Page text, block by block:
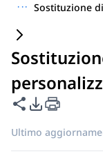
··· Sostituzione
Condividi
Opzioni di
Ultimo